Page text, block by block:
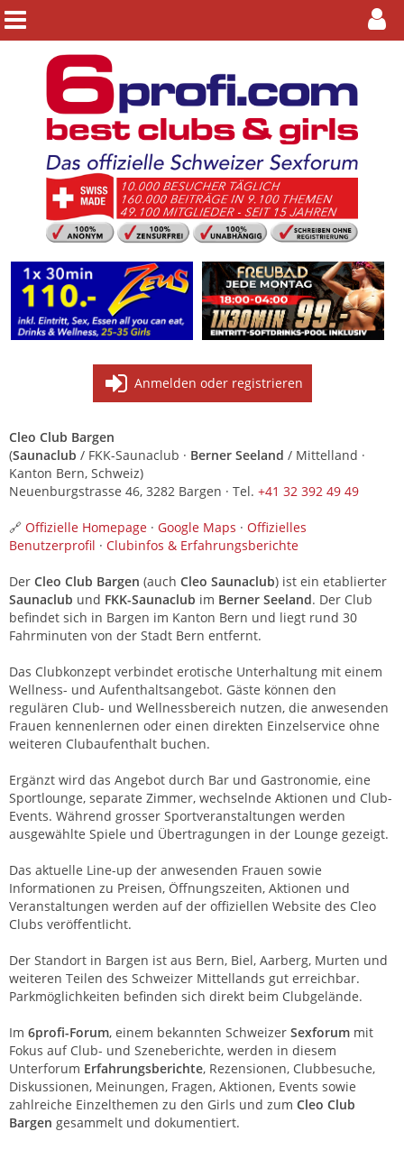
Anmelden oder registrieren
Cleo Club Bargen
(Saunaclub / FKK-Saunaclub · Berner Seeland / Mittelland ·
Kanton Bern, Schweiz)
Neuenburgstrasse 46, 3282 Bargen · Tel. +41 32 392 49 49
🔗 Offizielle Homepage · Google Maps · Offizielles
Benutzerprofil · Clubinfos & Erfahrungsberichte
Der Cleo Club Bargen (auch Cleo Saunaclub) ist ein etablierter
Saunaclub und FKK-Saunaclub im Berner Seeland. Der Club
befindet sich in Bargen im Kanton Bern und liegt rund 30
Fahrminuten von der Stadt Bern entfernt.
Das Clubkonzept verbindet erotische Unterhaltung mit einem
Wellness- und Aufenthaltsangebot. Gäste können den
regulären Club- und Wellnessbereich nutzen, die anwesenden
Frauen kennenlernen oder einen direkten Einzelservice ohne
weiteren Clubaufenthalt buchen.
Ergänzt wird das Angebot durch Bar und Gastronomie, eine
Sportlounge, separate Zimmer, wechselnde Aktionen und Club-
Events. Während grosser Sportveranstaltungen werden
ausgewählte Spiele und Übertragungen in der Lounge gezeigt.
Das aktuelle Line-up der anwesenden Frauen sowie
Informationen zu Preisen, Öffnungszeiten, Aktionen und
Veranstaltungen werden auf der offiziellen Website des Cleo
Clubs veröffentlicht.
Der Standort in Bargen ist aus Bern, Biel, Aarberg, Murten und
weiteren Teilen des Schweizer Mittellands gut erreichbar.
Parkmöglichkeiten befinden sich direkt beim Clubgelände.
Im 6profi-Forum, einem bekannten Schweizer Sexforum mit
Fokus auf Club- und Szeneberichte, werden in diesem
Unterforum Erfahrungsberichte, Rezensionen, Clubbesuche,
Diskussionen, Meinungen, Fragen, Aktionen, Events sowie
zahlreiche Einzelthemen zu den Girls und zum Cleo Club
Bargen gesammelt und dokumentiert.